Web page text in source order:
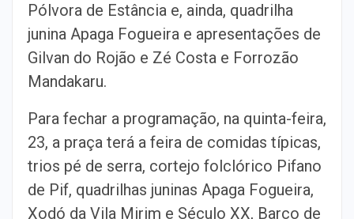
Pólvora de Estância e, ainda, quadrilha
junina Apaga Fogueira e apresentações de
Gilvan do Rojão e Zé Costa e Forrozão
Mandakaru.
Para fechar a programação, na quinta-feira,
23, a praça terá a feira de comidas típicas,
trios pé de serra, cortejo folclórico Pifano
de Pif, quadrilhas juninas Apaga Fogueira,
Xodó da Vila Mirim e Século XX, Barco de